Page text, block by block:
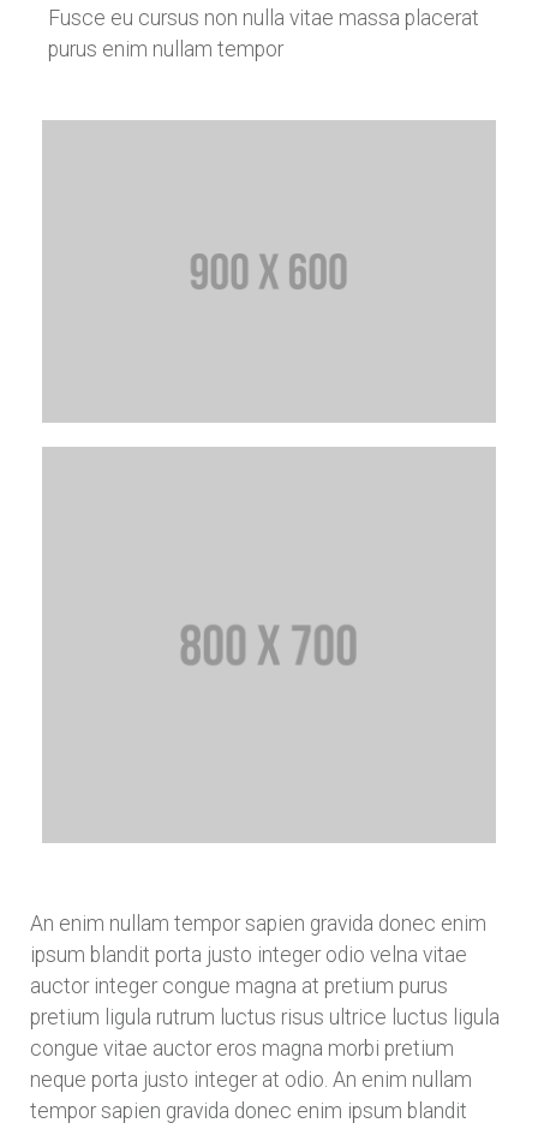
Fusce eu cursus non nulla vitae massa placerat
purus enim nullam tempor
An enim nullam tempor sapien gravida donec enim
ipsum blandit porta justo integer odio velna vitae
auctor integer congue magna at pretium purus
pretium ligula rutrum luctus risus ultrice luctus ligula
congue vitae auctor eros magna morbi pretium
neque porta justo integer at odio. An enim nullam
tempor sapien gravida donec enim ipsum blandit